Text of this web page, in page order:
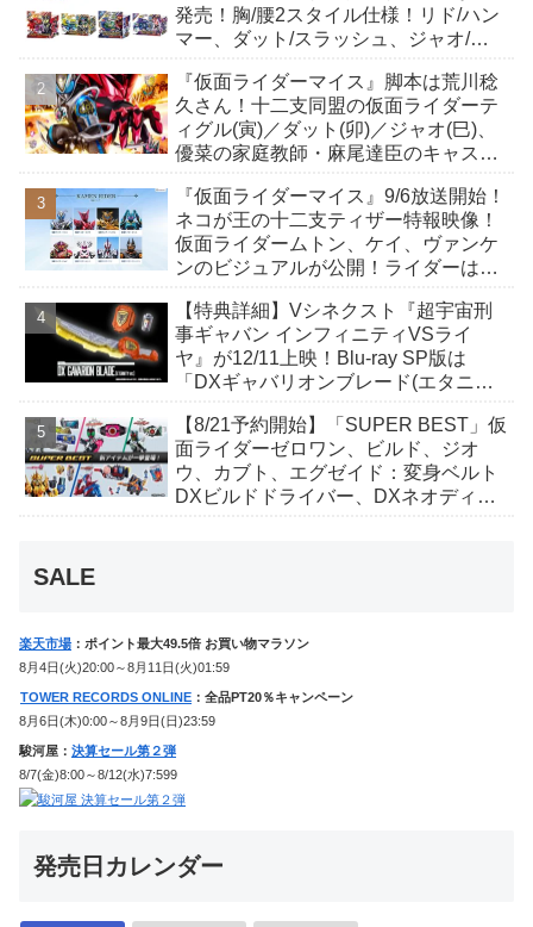
発売！胸/腰2スタイル仕様！リド/ハン
マー、ダット/スラッシュ、ジャオ/バ
も！
『仮面ライダーマイス』脚本は荒川稔
久さん！十二支同盟の仮面ライダーテ
ィグル(寅)／ダット(卯)／ジャオ(巳)、
優菜の家庭教師・麻尾達臣のキャスト
んも変身！
『仮面ライダーマイス』9/6放送開始！
ネコが王の十二支ティザー特報映像！
仮面ライダームトン、ケイ、ヴァンケ
ンのビジュアルが公開！ライダーは子
【特典詳細】Vシネクスト『超宇宙刑
事ギャバン インフィニティVSライ
ヤ』が12/11上映！Blu-ray SP版は
「DXギャバリオンブレード(エタニテ
か豪華特典付き！
【8/21予約開始】「SUPER BEST」仮
面ライダーゼロワン、ビルド、ジオ
ウ、カブト、エグゼイド：変身ベルト
DXビルドドライバー、DXネオディケ
SALE
楽天市場 ：ポイント最大49.5倍 お買い物マラソン
8月4日(火)20:00～8月11日(火)01:59
TOWER RECORDS ONLINE ：全品PT20％キャンペーン
8月6日(木)0:00～8月9日(日)23:59
駿河屋： 決算セール第２弾
8/7(金)8:00～8/12(水)7:599
発売日カレンダー